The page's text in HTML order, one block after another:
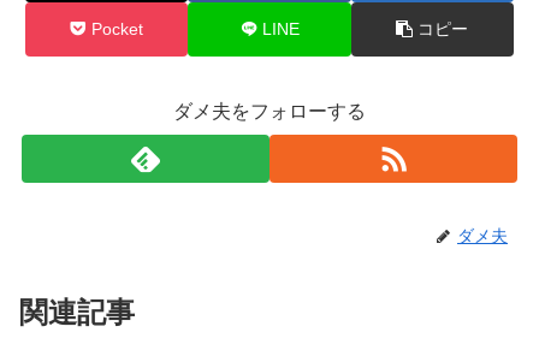
Pocket LINE コピー
ダメ夫をフォローする
ダメ夫
関連記事